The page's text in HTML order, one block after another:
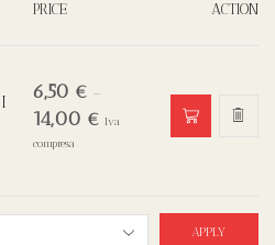
PRICE ACTION
6,50 € –
14,00 € Iva
compresa
APPLY